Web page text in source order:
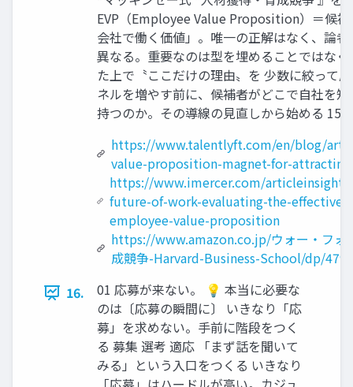
EVP（Employee Value Proposition）＝候
会社で働く価値」。唯一の正解はなく、論
異なる。重要なのは型を埋めることではな
た上で〝ここだけの理由〟を 少数に絞って
ネルを増やす前に、候補者がどこで自社を
持つのか。その導線の見直しから始める 15
https://www.talentlyft.com/en/blog/
value-proposition-magnet-for-
https://www.imercer.com/
future-of-work-evaluating-the-
employee-value-proposition
https://www.amazon.co.jp/ウォー・フォ
成競争-Harvard-Business-School/dp/
16.
01 応募が来ない。 💡 本当に必要な
のは〔応募の瞬間に〕 いきなり「応
募」を求めない。手前に階段をつく
る 募集 選考 適応 「まず話を聞いて
みる」という入口をつくる いきなり